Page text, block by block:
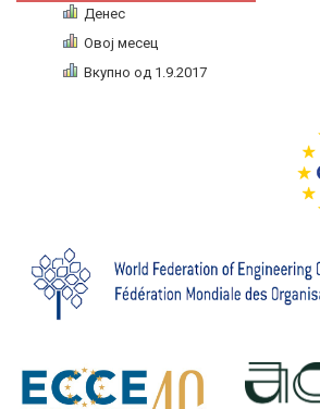
Денес
Овој месец
Вкупно од 1.9.2017